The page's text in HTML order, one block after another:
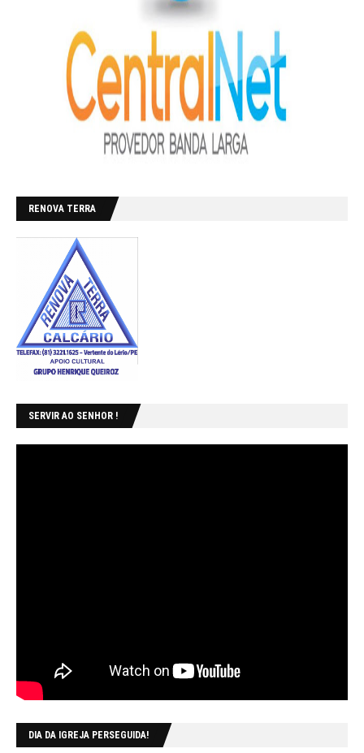
RENOVA TERRA
SERVIR AO SENHOR !
DIA DA IGREJA PERSEGUIDA!